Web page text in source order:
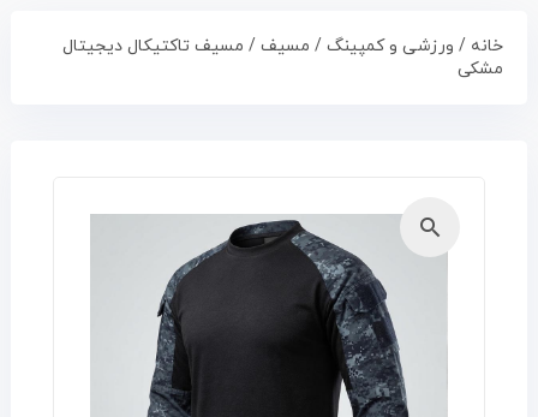
خانه / ورزشی و کمپینگ/ مسیف/ مسیف تاکتیکال دیجیتال
مشکی